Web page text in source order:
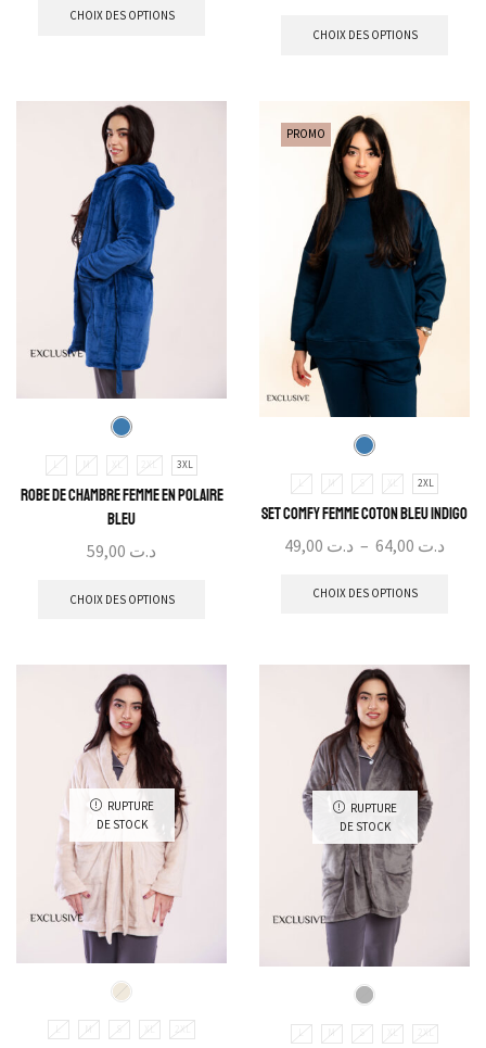
CHOIX DES OPTIONS
CHOIX DES OPTIONS
L M XL 2XL 3XL
Robe de Chambre Femme En Polaire
Bleu
د.ت
CHOIX DES OPTIONS
PROMO
L M S XL 2XL
Set Comfy Femme Coton Bleu Indigo
د.ت – د.ت
CHOIX DES OPTIONS
RUPTURE
DE STOCK
L M S XL 2XL
RUPTURE
DE STOCK
M S XL 2XL